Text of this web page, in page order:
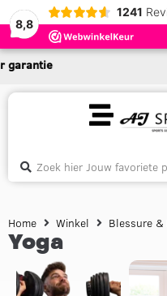
8,8
1241
Home Winkel Blessure &
Yoga